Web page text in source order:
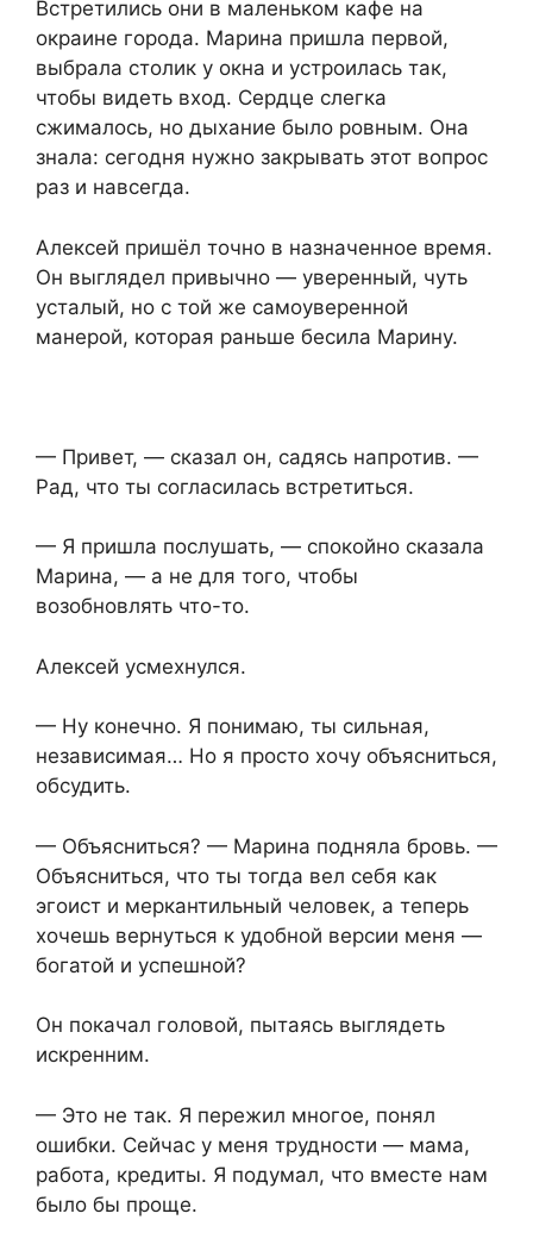
Встретились они в маленьком кафе на
окраине города. Марина пришла первой,
выбрала столик у окна и устроилась так,
чтобы видеть вход. Сердце слегка
сжималось, но дыхание было ровным. Она
знала: сегодня нужно закрывать этот вопрос
раз и навсегда.
Алексей пришёл точно в назначенное время.
Он выглядел привычно — уверенный, чуть
усталый, но с той же самоуверенной
манерой, которая раньше бесила Марину.
— Привет, — сказал он, садясь напротив. —
Рад, что ты согласилась встретиться.
— Я пришла послушать, — спокойно сказала
Марина, — а не для того, чтобы
возобновлять что-то.
Алексей усмехнулся.
— Ну конечно. Я понимаю, ты сильная,
независимая… Но я просто хочу объясниться,
обсудить.
— Объясниться? — Марина подняла бровь. —
Объясниться, что ты тогда вел себя как
эгоист и меркантильный человек, а теперь
хочешь вернуться к удобной версии меня —
богатой и успешной?
Он покачал головой, пытаясь выглядеть
искренним.
— Это не так. Я пережил многое, понял
ошибки. Сейчас у меня трудности — мама,
работа, кредиты. Я подумал, что вместе нам
было бы проще.